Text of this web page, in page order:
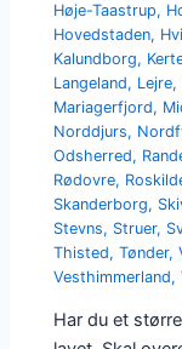
Høje-Taastrup,
Hovedstaden,
Kalundborg,
Langeland, Lejre,
Mariagerfjord,
Norddjurs,
Odsherred,
Rødovre,
Skanderborg,
Stevns, Struer,
Thisted,Tønder,
Vesthimmerland,
Har du et